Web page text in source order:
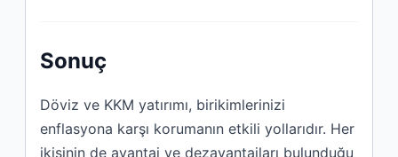
Sonuç
Döviz ve KKM yatırımı, birikimlerinizi
enflasyona karşı korumanın etkili yollarıdır. Her
ikisinin de avantaj ve dezavantajları bulunduğu